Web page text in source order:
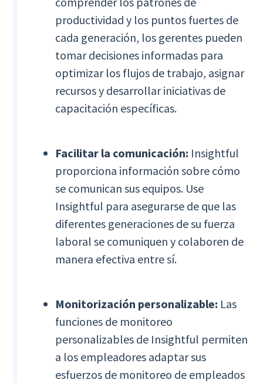
productividad y los puntos fuertes de
cada generación, los gerentes pueden
tomar decisiones informadas para
optimizar los flujos de trabajo, asignar
recursos y desarrollar iniciativas de
capacitación específicas.
Facilitar la comunicación: Insightful
proporciona información sobre cómo
se comunican sus equipos. Use
Insightful para asegurarse de que las
diferentes generaciones de su fuerza
laboral se comuniquen y colaboren de
manera efectiva entre sí.
Monitorización personalizable: Las
funciones de monitoreo
personalizables de Insightful permiten
a los empleadores adaptar sus
esfuerzos de monitoreo de empleados